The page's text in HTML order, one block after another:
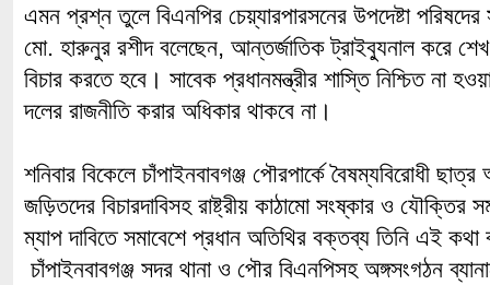
এমন প্রশ্ন তুলে বিএনপির চেয়্যারপারসনের উপদেষ্টা
মো. হারুনুর রশীদ বলেছেন, আন্তর্জাতিক ট্রাইব্যুনাল করে শেখ
বিচার করতে হবে। সাবেক প্রধানমন্ত্রীর শাস্তি নিশ্চিত না
দলের রাজনীতি করার অধিকার থাকবে না।
শনিবার বিকেলে চাঁপাইনবাবগঞ্জ পৌরপার্কে বৈষম্যবিরোধী
জড়িতদের বিচারদাবিসহ রাষ্ট্রীয় কাঠামো সংষ্কার ও যৌক্তির
ম্যাপ দাবিতে সমাবেশে প্রধান অতিথির বক্তব্য তিনি এই
চাঁপাইনবাবগঞ্জ সদর থানা ও পৌর বিএনপিসহ অঙ্গসংগঠন